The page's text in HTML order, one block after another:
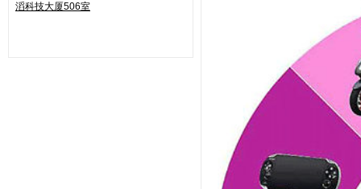
滔科技大厦506室